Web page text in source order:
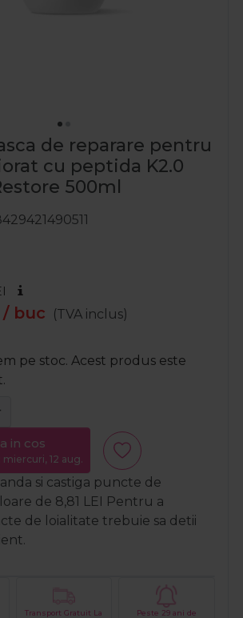
de reparare pentru
cu peptida K2.0
500ml
/ buc
(TVA inclus)
pe stoc. Acest produs este
in cos
12 aug.
si castiga puncte de
de 8,81 LEI Pentru a
de loialitate trebuie sa detii
Transport Gratuit La
Peste 29 ani de